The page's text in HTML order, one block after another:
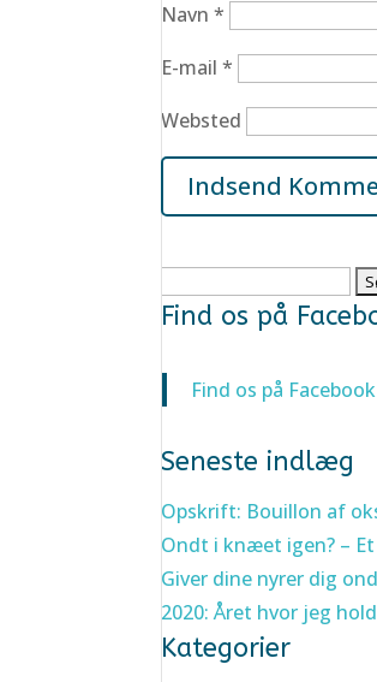
Navn*
E-mail*
Websted
efter:
Find os på
Find os på Facebook
Seneste indlæg
Opskrift: Bouillon af
Ondt i knæet igen? –
Giver dine nyrer dig
2020: Året hvor jeg
Kategorier